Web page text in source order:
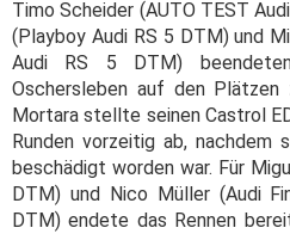
Timo Scheider (AUTO TEST
(Playboy Audi RS 5 DTM) und
Audi RS 5 DTM)
Oschersleben auf den
Mortara stellte seinen Castrol
Runden vorzeitig ab, nachdem
beschädigt worden war. Für
DTM) und Nico Müller (Audi
DTM) endete das Rennen